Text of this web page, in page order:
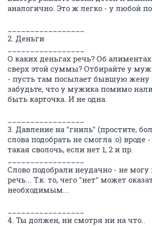
аналогично. Это ж легко - у любой
2. Деньги
О каких деньгах речь? Об
сверх этой суммы? Отбирайте у
- пусть там посылает бывшую жену
забудьте, что у мужика помимо
быть карточка. И не одна.
3. Давление на "гниль" (простите,
слова подобрать не смогла :o)
такая сволочь, если нет 1, 2 и пр.
Слово подобрали неудачно - не
речь... Т.к. то, чего "нет" может
необходимым...
4. Ты должен, ни смотря ни на что..